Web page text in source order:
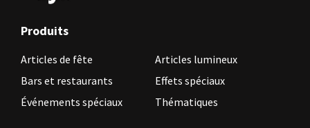
Produits
Articles de fête
Articles lumineux
Bars et restaurants
Effets spéciaux
Événements spéciaux
Thématiques